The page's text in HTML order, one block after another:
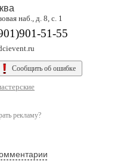
наб., д. 8, с. 1
51-55
Сообщить об ошибке
рекламу?